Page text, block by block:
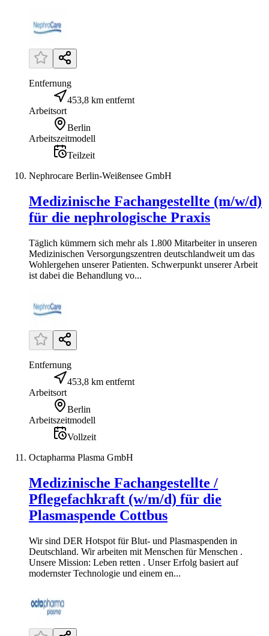
Entfernung
453,8 km entfernt
Arbeitsort
Berlin
Arbeitszeitmodell
Teilzeit
Nephrocare Berlin-Weißensee GmbH
Medizinische Fachangestellte (m/w/d)
für die nephrologische Praxis
Täglich kümmern sich mehr als 1.800 Mitarbeiter in unseren
Medizinischen Versorgungszentren deutschlandweit um das
Wohlergehen unserer Patienten. Schwerpunkt unserer Arbeit
ist dabei die Behandlung vo...
Entfernung
453,8 km entfernt
Arbeitsort
Berlin
Arbeitszeitmodell
Vollzeit
Octapharma Plasma GmbH
Medizinische Fachangestellte /
Pflegefachkraft (w/m/d) für die
Plasmaspende Cottbus
Wir sind DER Hotspot für Blut- und Plasmaspenden in
Deutschland. Wir arbeiten mit Menschen für Menschen .
Unsere Mission: Leben retten . Unser Erfolg basiert auf
modernster Technologie und einem en...